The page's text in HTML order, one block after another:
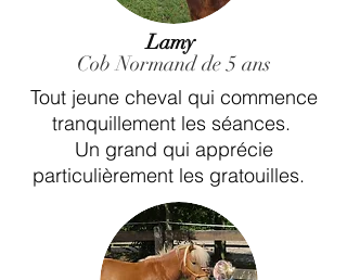
Lamy
Cob Normand de 5 ans
Tout jeune cheval qui commence
tranquillement les séances.
Un grand qui apprécie
particulièrement les gratouilles.